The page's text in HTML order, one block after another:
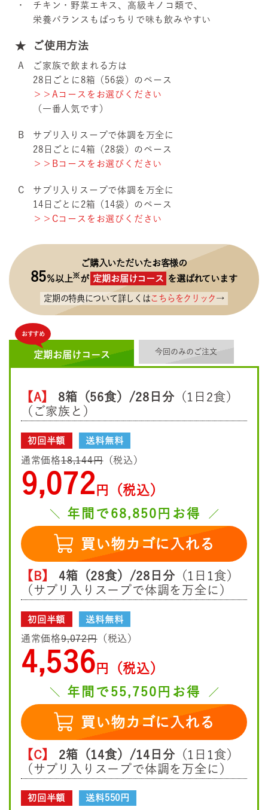
チキン・野菜エキス、高級キノコ類で、
栄養バランスもばっちりで味も飲みやすい
ご使用方法
A
ご家族で飲まれる方は
28日ごとに8箱（56袋）のペース
＞＞ Aコースをお選びください
（一番人気です）
B
サプリ入りスープで体調を万全に
28日ごとに4箱（28袋）のペース
＞＞ Bコースをお選びください
C
サプリ入りスープで体調を万全に
14日ごとに2箱（14袋）のペース
＞＞ Cコースをお選びください
ご購入いただいたお客様の
85％以上※が 定期お届けコース を選ばれています
定期の特典について詳しくはこちらをクリック →
定期お届けコース
おすすめ
今回のみのご注文
【A】 8箱（56食）/28日分 （1日2食）
（ご家族と）
初回半額 送料無料
通常価格18,144円（税込）
9,072 円（税込）
年間で68,850円お得
買い物カゴに入れる
【B】 4箱（28食）/28日分 （1日1食）
（サプリ入りスープで体調を万全に）
初回半額 送料無料
通常価格9,072円（税込）
4,536 円（税込）
年間で55,750円お得
買い物カゴに入れる
【C】 2箱（14食）/14日分 （1日1食）
（サプリ入りスープで体調を万全に）
初回半額 送料550円